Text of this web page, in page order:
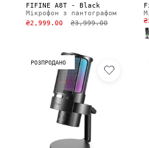
FIFINE A8T - Black
Мікрофон з пантографом
₴2,999.00
₴3,999.00
РОЗПРОДАНО